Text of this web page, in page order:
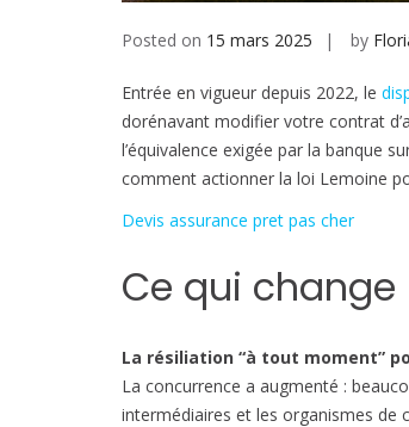
Posted on 15 mars 2025 by
Entrée en vigueur depuis 2022, le
dorénavant modifier votre contrat
l’équivalence exigée par la banque
comment actionner la loi Lemoine
Devis assurance pret pas cher
Ce qui
La résiliation “à tout moment”
La concurrence a augmenté :
intermédiaires et les organismes de